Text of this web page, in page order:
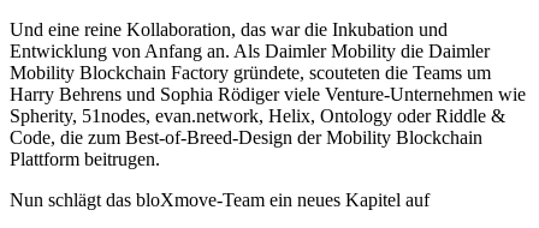
Und eine reine Kollaboration, das war die Inkubation und
Entwicklung von Anfang an. Als Daimler Mobility die Daimler
Mobility Blockchain Factory gründete, scouteten die Teams um
Harry Behrens und Sophia Rödiger viele Venture-Unternehmen wie
Spherity, 51nodes, evan.network, Helix, Ontology oder Riddle &
Code, die zum Best-of-Breed-Design der Mobility Blockchain
Plattform beitrugen.
Nun schlägt das bloXmove-Team ein neues Kapitel auf